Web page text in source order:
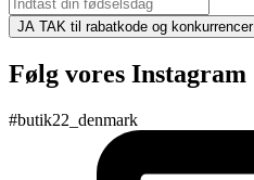
JA TAK til rabatkode og konkurrencer
Følg vores Instagram
#butik22_denmark